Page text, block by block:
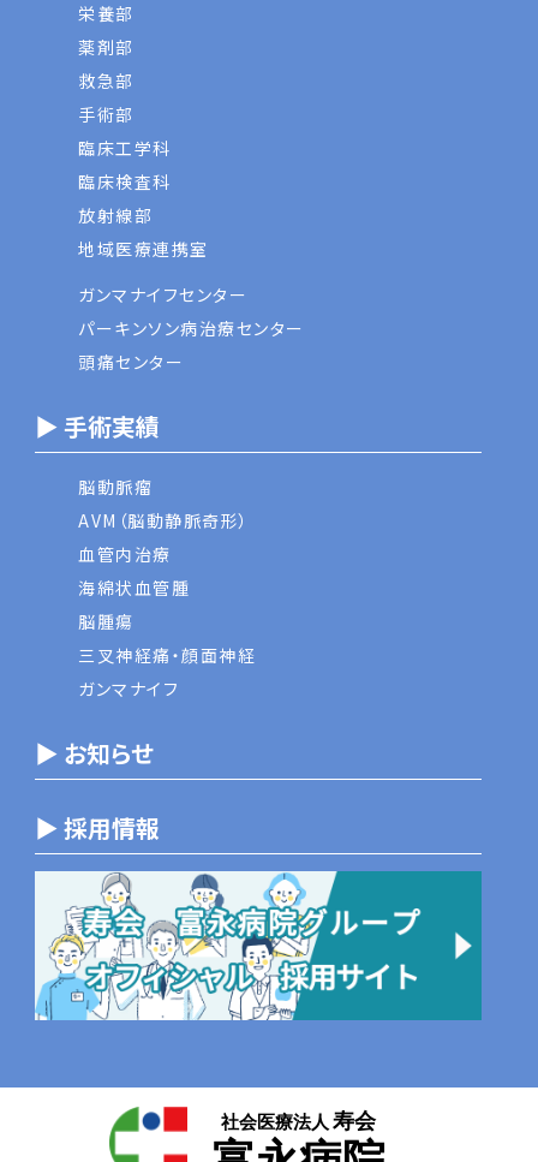
栄養部
薬剤部
救急部
手術部
臨床工学科
臨床検査科
放射線部
地域医療連携室
ガンマナイフセンター
パーキンソン病治療センター
頭痛センター
▶ 手術実績
脳動脈瘤
AVM（脳動静脈奇形）
血管内治療
海綿状血管腫
脳腫瘍
三叉神経痛・顔面神経
ガンマナイフ
▶ お知らせ
▶ 採用情報
社会医療法人 寿会